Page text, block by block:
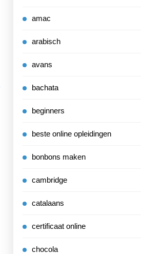
amac
arabisch
avans
bachata
beginners
beste online opleidingen
bonbons maken
cambridge
catalaans
certificaat online
chocola